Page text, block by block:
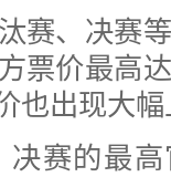
、决赛等
票价最高
也出现大
的最高